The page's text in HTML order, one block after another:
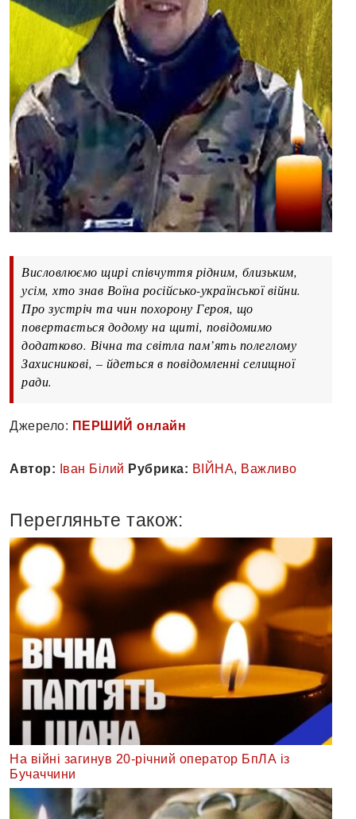
Висловлюємо щирі співчуття рідним, близьким,
усім, хто знав Воїна російсько-української війни.
Про зустріч та чин похорону Героя, що
повертається додому на щиті, повідомимо
додатково. Вічна та світла пам’ять полеглому
Захисникові, – йдеться в повідомленні селищної
ради.
Джерело: ПЕРШИЙ онлайн
Автор: Іван Білий Рубрика: ВІЙНА, Важливо
Перегляньте також:
На війні загинув 20-річний оператор БпЛА із
Бучаччини